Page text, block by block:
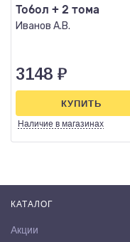
Тобол + 2 тома
Иванов А.В.
3148 ₽
Наличие в магазинах
КУПИТЬ
КАТАЛОГ
Акции